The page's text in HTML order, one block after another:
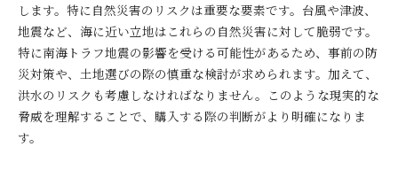
します。特に自然災害のリスクは重要な要素です。台風や津波、
地震など、海に近い立地はこれらの自然災害に対して脆弱です。
特に南海トラフ地震の影響を受ける可能性があるため、事前の防
災対策や、土地選びの際の慎重な検討が求められます。加えて、
洪水のリスクも考慮しなければなりません。このような現実的な
脅威を理解することで、購入する際の判断がより明確になりま
す。